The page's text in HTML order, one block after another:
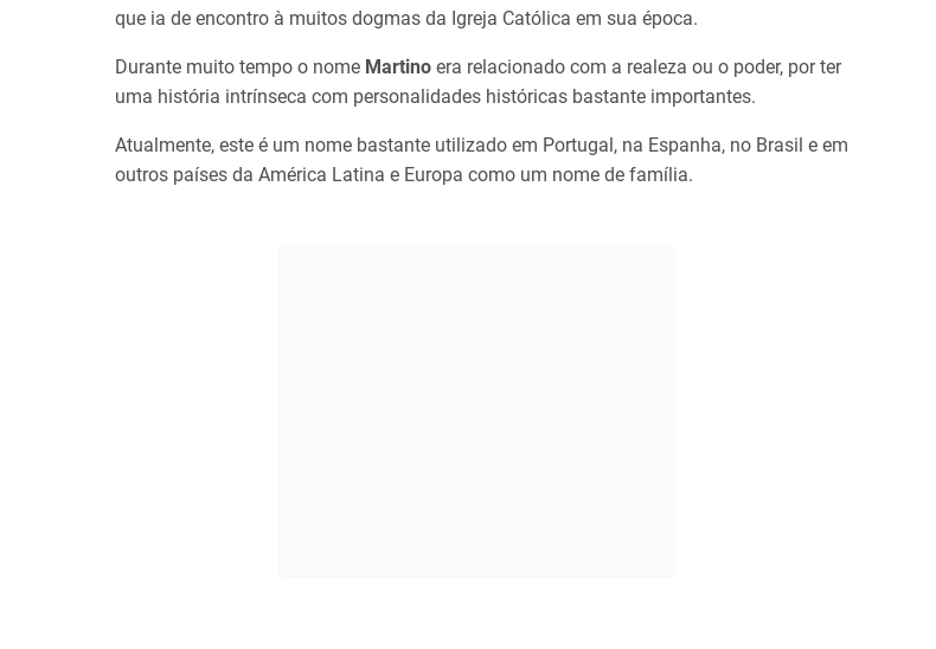
que ia de encontro à muitos dogmas da Igreja Católica em sua época.
Durante muito tempo o nome Martino era relacionado com a realeza ou o poder, por ter
uma história intrínseca com personalidades históricas bastante importantes.
Atualmente, este é um nome bastante utilizado em Portugal, na Espanha, no Brasil e em
outros países da América Latina e Europa como um nome de família.